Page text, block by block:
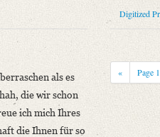
erschlossen.
- Staats- und
als es
die wir schon
ich mich Ihres
die Ihnen für so
Digitized
« Page 1